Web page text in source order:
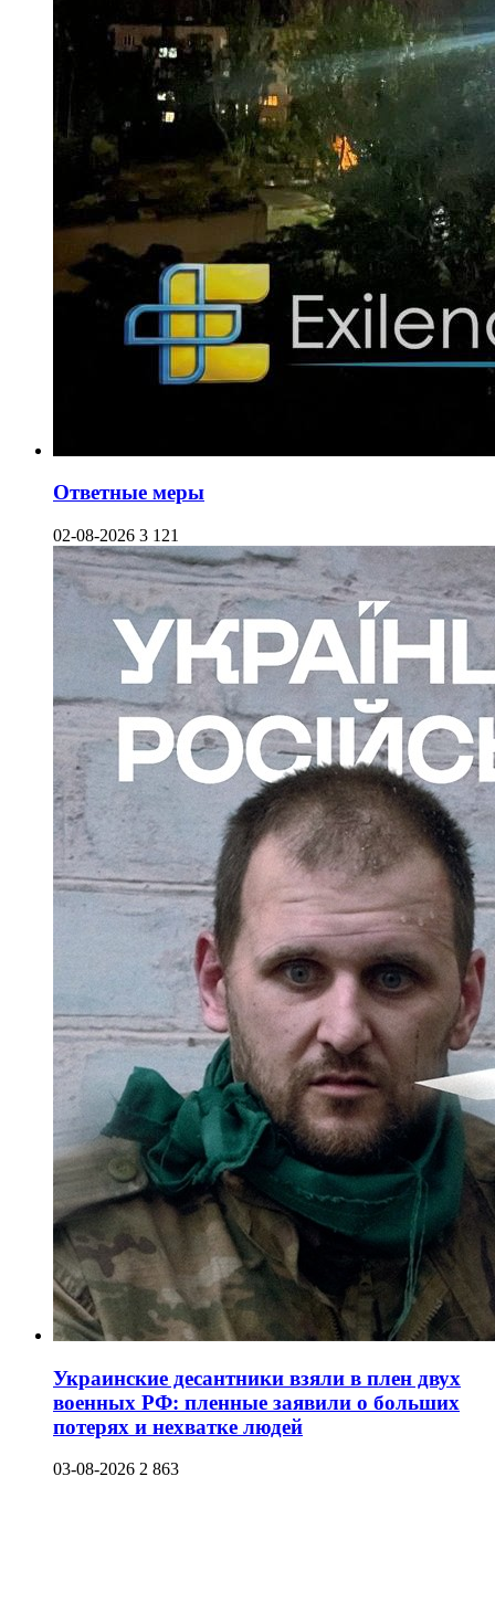
Ответные меры
02-08-2026 3 121
Украинские десантники взяли в плен двух
военных РФ: пленные заявили о больших
потерях и нехватке людей
03-08-2026 2 863